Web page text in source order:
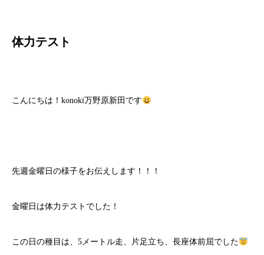
体力テスト
こんにちは！konoki万野原新田です
先週金曜日の様子をお伝えします！！！
金曜日は体力テストでした！
この日の種目は、5メートル走、片足立ち、長座体前屈でした